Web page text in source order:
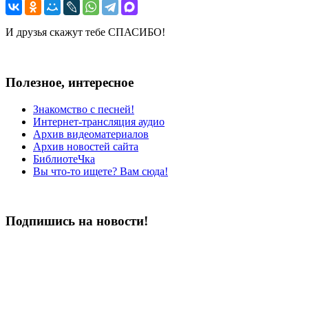
И друзья скажут тебе СПАСИБО!
Полезное, интересное
Знакомство с песней!
Интернет-трансляция аудио
Архив видеоматериалов
Архив новостей сайта
БиблиотеЧка
Вы что-то ищете? Вам сюда!
Подпишись на новости!